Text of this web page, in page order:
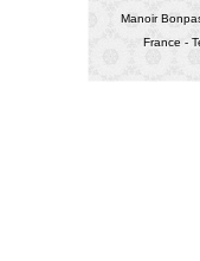
Manoir
France -